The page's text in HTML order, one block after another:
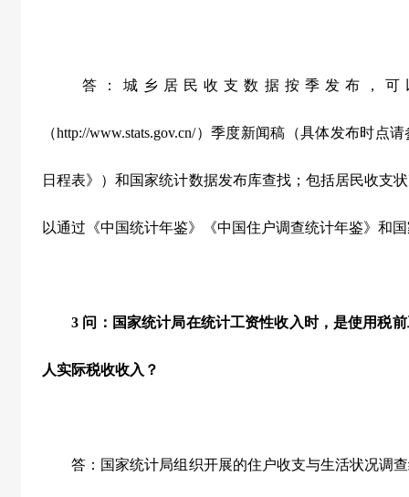
答：城乡居民收支数据按季发布，
（http://www.stats.gov.cn/）季度新闻稿（具体发布时点
日程表》）和国家统计数据发布库查找；包括居民收支
以通过《中国统计年鉴》《中国住户调查统计年鉴》和
3 问：国家统计局在统计工资性收入时，是使用税
人实际税收收入？
答：国家统计局组织开展的住户收支与生活状况调